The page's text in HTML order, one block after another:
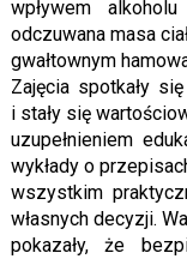
wpływem
odczuwana masa
gwałtownym
Zajęcia spotkały
i stały się
uzupełnieniem
wykłady o
wszystkim
własnych decyzji.
pokazały, że